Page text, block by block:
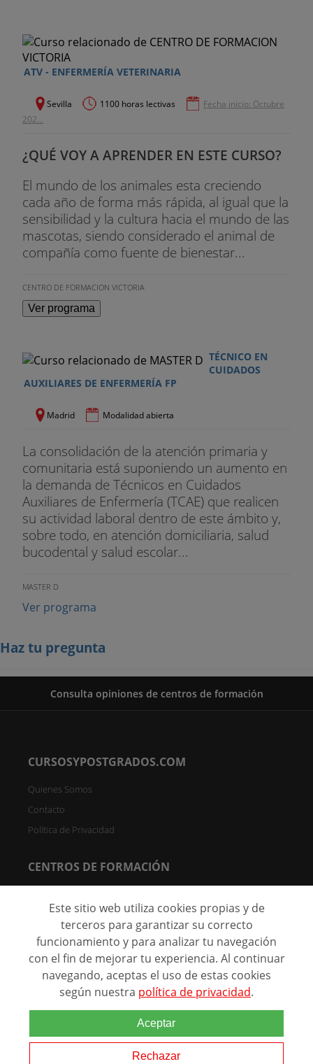
ATV - ENFERMERÍA VETERINARIA
Sevilla 1100 horas lectivas
Fecha inicio: Octubre
202...
¿QUÉ VOY A APRENDER EN ESTE CURSO?
El mundo de los animales esta creciendo
cada año de forma más rápida, al igual que la
sensibilidad y la cultura hacia el mundo de las
mascotas, siendo considerado el animal de
compañía como fuente de bienestar...
CENTRO DE FORMACION VICTORIA
Ver programa
TÉCNICO EN
CUIDADOS
AUXILIARES DE ENFERMERÍA FP
Madrid Modalidad abierta
La consolidación de la atención primaria y
comunitaria está suponiendo un aumento en
la demanda de Técnicos en Cuidados
Auxiliares de Enfermería (TCAE) que realicen
su actividad laboral dentro de este ámbito y,
sobre todo, en atención domiciliaria, salud
bucodental y salud escolar...
MASTER D
Ver programa
Haz tu pregunta
Consulta opiniones de centros de formación
CURSOSYPOSTGRADOS.COM
Quienes Somos
Contacto
Política de Privacidad
CENTROS DE FORMACIÓN
Registrar Centro (FREE)
C/ Faraday, 7 - Oficina 004D Parque Científico de Madrid -
28049 Madrid, España
Grupo Eurohispana. Todos los
derechos reservados.
Este sitio web utiliza cookies propias y de
terceros para garantizar su correcto
funcionamiento y para analizar tu navegación
con el fin de mejorar tu experiencia. Al continuar
navegando, aceptas el uso de estas cookies
según nuestra política de privacidad.
Aceptar
Rechazar